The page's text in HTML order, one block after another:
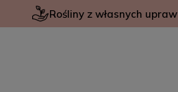
Rośliny z własnych upraw